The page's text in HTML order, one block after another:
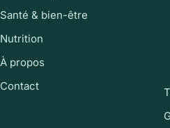
Santé & bien-être
Nutrition
À propos
Contact